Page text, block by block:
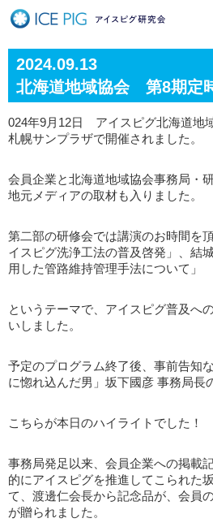
2024.09.13
北海道地域協会 第8期定
024年9月12日 アイスピグ北海道地
札幌サンプラザで開催されました。
会員企業と北海道地域協会事務局・
地元メディアの取材も入りました。
第二部の研修会では講演のお時間を
イスピグ洗浄工法の普及啓発」、結
用した管路維持管理手法について」
というテーマで、アイスピグ普及へ
いしました。
予定のプログラム終了後、事前告知
に惚れ込んだ男」坂下國彦 事務局
こちらが本日のハイライトでした！
事務局発足以来、会員企業への掲載
的にアイスピグを推進してこられた
て、渡邊仁会長から記念品が、会員
が贈られました。